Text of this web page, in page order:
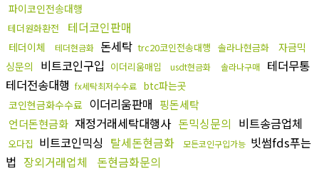
파이코인전송대행
테더원화환전 테더코인판매
테더이체 테더현금화 돈세탁 trc20코인전송대행 솔라나현금화
자금믹
싱문의
비트코인구입 이더리움매입 usdt현금화 솔라나구매
테더무통
테더전송대행 fx세탁최저수수료 btc파는곳
코인현금화수수료 이더리움판매 핑돈세탁
언더돈현금화 재정거래세탁대행사 돈믹싱문의 비트송금업체
오다집 비트코인믹싱 탈세돈현금화 모든코인구입가능 빗썸fds푸는
법 장외거래업체
돈현금화문의